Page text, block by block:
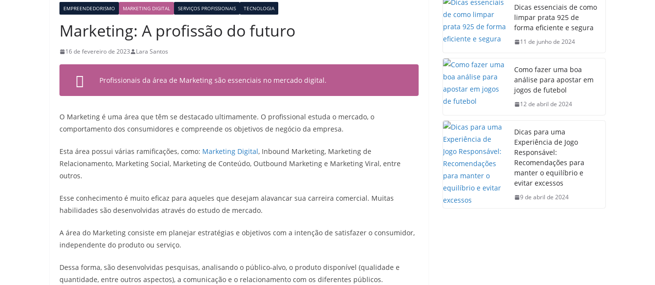
EMPREENDEDORISMO MARKETING DIGITAL SERVIÇOS PROFISSIONAIS TECNOLOGIA
Marketing: A profissão do futuro
16 de fevereiro de 2023 Lara Santos
Profissionais da área de Marketing são essenciais no mercado digital.
O Marketing é uma área que têm se destacado ultimamente. O profissional estuda o mercado, o
comportamento dos consumidores e compreende os objetivos de negócio da empresa.
Esta área possui várias ramificações, como: Marketing Digital, Inbound Marketing, Marketing de
Relacionamento, Marketing Social, Marketing de Conteúdo, Outbound Marketing e Marketing Viral, entre
outros.
Esse conhecimento é muito eficaz para aqueles que desejam alavancar sua carreira comercial. Muitas
habilidades são desenvolvidas através do estudo de mercado.
A área do Marketing consiste em planejar estratégias e objetivos com a intenção de satisfazer o consumidor,
independente do produto ou serviço.
Dessa forma, são desenvolvidas pesquisas, analisando o público-alvo, o produto disponível (qualidade e
quantidade, entre outros aspectos), a comunicação e o relacionamento com os diferentes públicos.
Dicas essenciais de como
limpar prata 925 de
forma eficiente e segura
11 de junho de 2024
Como fazer uma boa
análise para apostar em
jogos de futebol
12 de abril de 2024
Dicas para uma
Experiência de Jogo
Responsável:
Recomendações para
manter o equilíbrio e
evitar excessos
9 de abril de 2024